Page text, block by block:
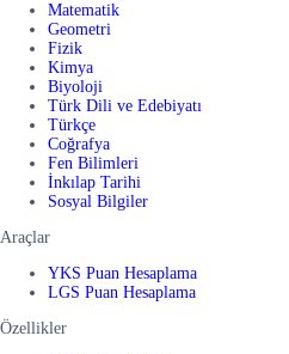
Matematik
Geometri
Fizik
Kimya
Biyoloji
Türk Dili ve Edebiyatı
Türkçe
Coğrafya
Fen Bilimleri
İnkılap Tarihi
Sosyal Bilgiler
Araçlar
YKS Puan Hesaplama
LGS Puan Hesaplama
Özellikler